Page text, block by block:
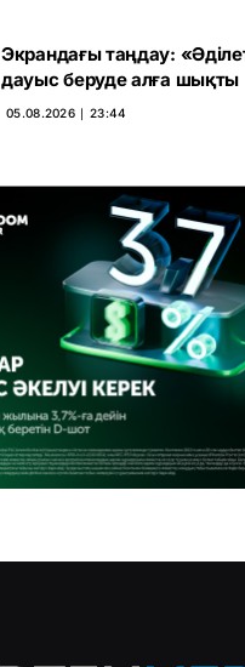
Экрандағы таңдау:
дауыс беруде алға шықты
05.08.2026 ∣ 23:44